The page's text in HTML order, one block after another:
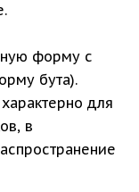
форму с
бута).
для
в